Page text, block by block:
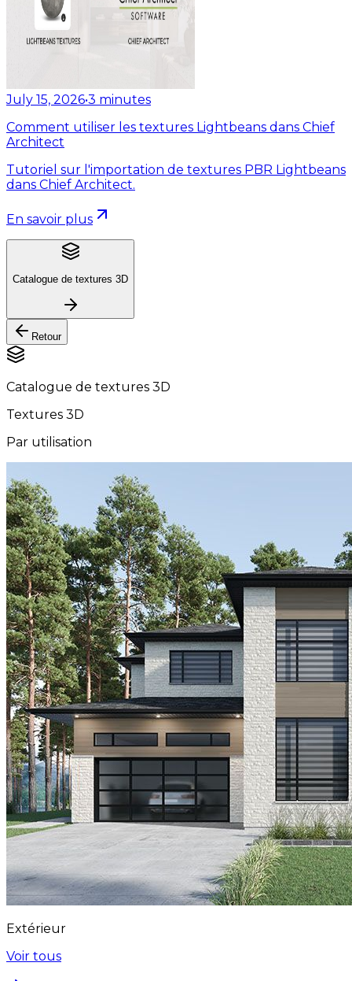
July 15, 2026•3 minutes
Comment utiliser les textures Lightbeans dans Chief
Architect
Tutoriel sur l'importation de textures PBR Lightbeans
dans Chief Architect.
En savoir plus
Catalogue de textures 3D
Retour
Catalogue de textures 3D
Textures 3D
Par utilisation
Extérieur
Voir tous